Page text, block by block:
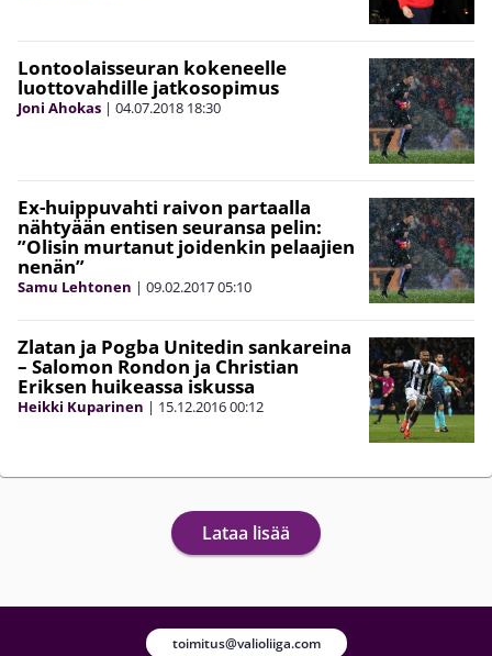
Lontoolaisseuran kokeneelle
luottovahdille jatkosopimus
Joni Ahokas | 04.07.2018 18:30
Ex-huippuvahti raivon partaalla
nähtyään entisen seuransa pelin:
”Olisin murtanut joidenkin pelaajien
nenän”
Samu Lehtonen | 09.02.201705:10
Zlatan ja Pogba Unitedin sankareina
– Salomon Rondon ja Christian
Eriksen huikeassa iskussa
Heikki Kuparinen | 15.12.201600:12
Lataa lisää
toimitus@valioliiga.com